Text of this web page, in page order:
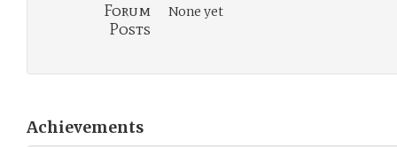
Forum
Posts
None yet
Achievements